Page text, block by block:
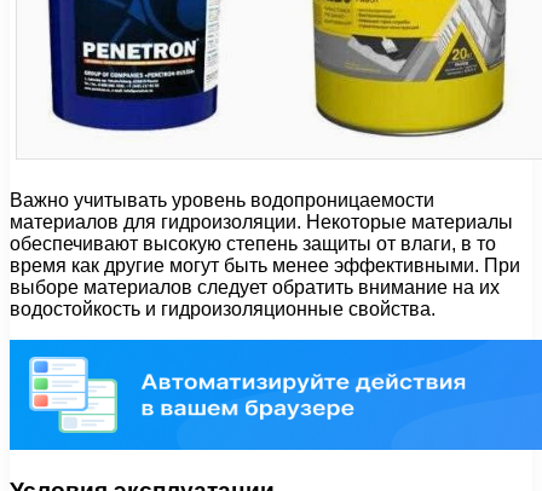
Важно учитывать уровень водопроницаемости
материалов для гидроизоляции. Некоторые материалы
обеспечивают высокую степень защиты от влаги, в то
время как другие могут быть менее эффективными. При
выборе материалов следует обратить внимание на их
водостойкость и гидроизоляционные свойства.